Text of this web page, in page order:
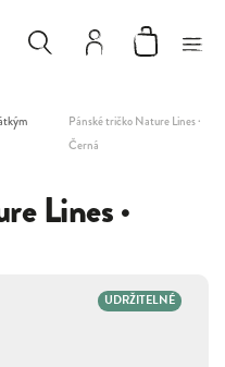
Pánské tričko Nature Lines ·
Černá
Lines ·
UDRŽITELNÉ